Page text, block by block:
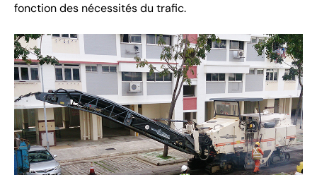
fonction des nécessités du trafic.